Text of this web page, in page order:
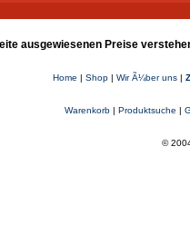
ausgewiesenen Preise
Home | Shop| Wir Ã¼ber uns|
Warenkorb| Produktsuche |
©